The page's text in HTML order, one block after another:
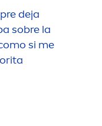
deja
sobre la
si me